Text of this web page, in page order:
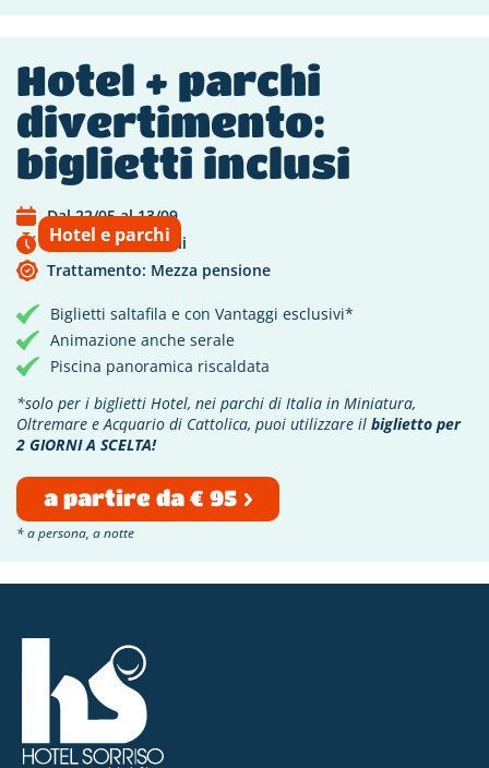
Hotel + parchi
divertimento:
biglietti inclusi
Hotel e parchi
Dal 22/05 al 13/09
Scade tra 28 giorni
Trattamento: Mezza pensione
Biglietti saltafila e con Vantaggi esclusivi*
Animazione anche serale
Piscina panoramica riscaldata
*solo per i biglietti Hotel, nei parchi di Italia in Miniatura,
Oltremare e Acquario di Cattolica, puoi utilizzare il biglietto per
2 GIORNI A SCELTA!
a partire da € 95
* a persona, a notte